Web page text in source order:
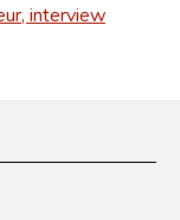
interview